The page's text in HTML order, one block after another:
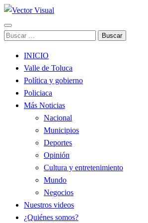
Vector Visual
Noticias y Producción Audiovisual
Buscar:
INICIO
Valle de Toluca
Política y gobierno
Policiaca
Más Noticias
Nacional
Municipios
Deportes
Opinión
Cultura y entretenimiento
Mundo
Negocios
Nuestros videos
¿Quiénes somos?